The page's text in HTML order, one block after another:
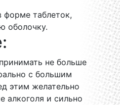
форме таблеток,
оболочку.
не больше
с большим
этим желательно
алкоголя и сильно